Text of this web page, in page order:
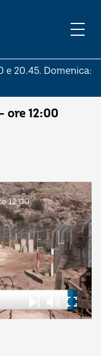
e 20.45. Domenica:
ore 12:00